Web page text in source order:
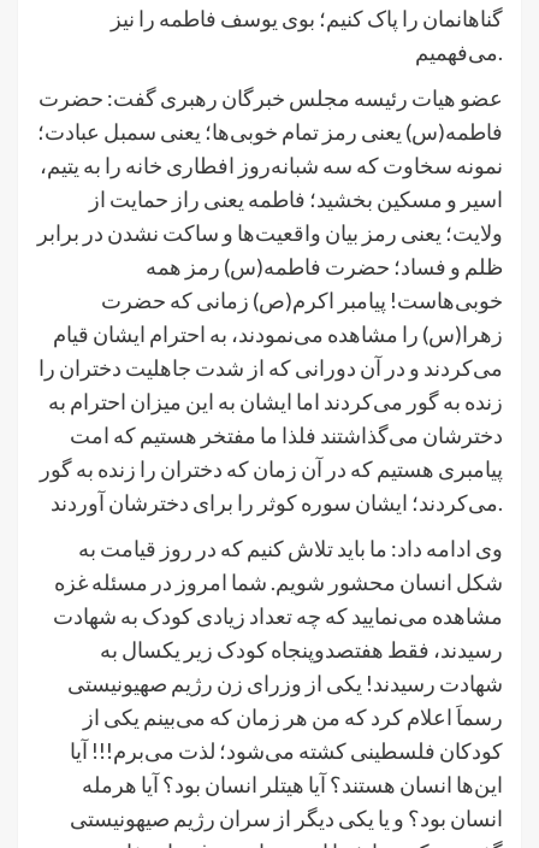
گناهانمان را پاک کنیم؛ بوی یوسف فاطمه را نیز
می‌فهمیم.
عضو هیات رئیسه مجلس خبرگان رهبری گفت: حضرت
فاطمه(س) یعنی رمز تمام خوبی‌ها؛ یعنی سمبل عبادت؛
نمونه سخاوت که سه شبانه‌روز افطاری خانه را به یتیم،
اسیر و مسکین بخشید؛ فاطمه یعنی راز حمایت از
ولایت؛ یعنی رمز بیان واقعیت‌ها و ساکت نشدن در برابر
ظلم و فساد؛ حضرت فاطمه(س) رمز همه
خوبی‌هاست! پیامبر اکرم(ص) زمانی که حضرت
زهرا(س) را مشاهده می‌نمودند، به احترام ایشان قیام
می‌کردند و در آن دورانی که از شدت جاهلیت دختران را
زنده به گور می‌کردند اما ایشان به این میزان احترام به
دخترشان می‌گذاشتند فلذا ما مفتخر هستیم که امت
پیامبری هستیم که در آن زمان که دختران را زنده به گور
می‌کردند؛ ایشان سوره کوثر را برای دخترشان آوردند.
وی ادامه داد: ما باید تلاش کنیم که در روز قیامت به
شکل انسان محشور شویم. شما امروز در مسئله غزه
مشاهده می‌نمایید که چه تعداد زیادی کودک به شهادت
رسیدند، فقط هفتصدوپنجاه کودک زیر یکسال به
شهادت رسیدند! یکی از وزرای زن رژیم صهیونیستی
رسماَ اعلام کرد که من هر زمان که می‌بینم یکی از
کودکان فلسطینی کشته می‌شود؛ لذت می‌برم!!! آیا
این‌ها انسان هستند؟ آیا هیتلر انسان بود؟ آیا هرمله
انسان بود؟ و یا یکی دیگر از سران رژیم صیهونیستی